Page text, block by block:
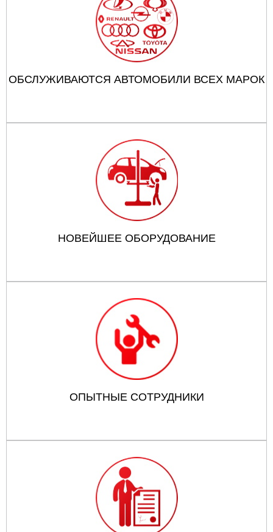
ОБСЛУЖИВАЮТСЯ АВТОМОБИЛИ ВСЕХ МАРОК
НОВЕЙШЕЕ ОБОРУДОВАНИЕ
ОПЫТНЫЕ СОТРУДНИКИ